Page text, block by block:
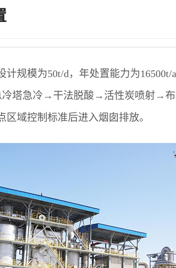
计规模为50t/d，年处置能力为
冷塔急冷→干法脱酸→活性炭喷射→
区域控制标准后进入烟囱排放。